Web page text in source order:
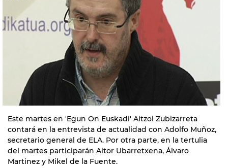
Este martes en 'Egun On Euskadi' Aitzol Zubizarreta
contará en la entrevista de actualidad con Adolfo Muñoz,
secretario general de ELA. Por otra parte, en la tertulia
del martes participarán Aitor Ubarretxena, Álvaro
Martinez y Mikel de la Fuente.